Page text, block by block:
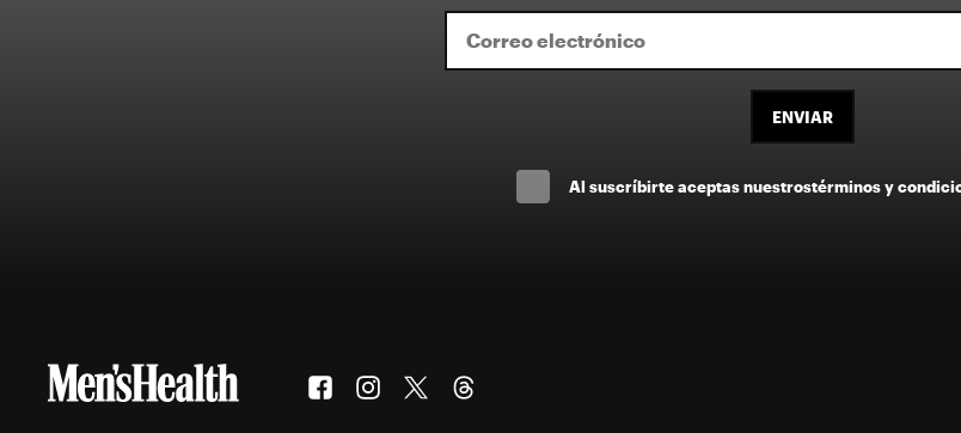
ENVIAR
Al suscríbirte aceptas nuestrostérminos y